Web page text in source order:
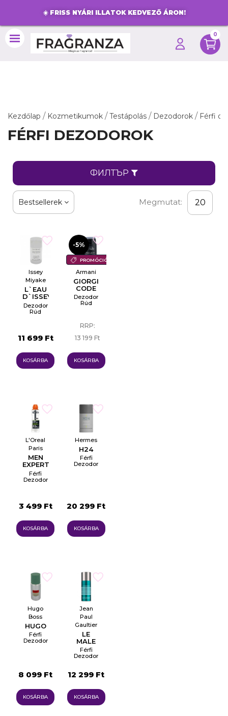
☀️ FRISS NYÁRI ILLATOK KEDVEZŐ ÁRON!
0
Kezdőlap Kozmetikumok Testápolás Dezodorok Férfi
FÉRFI DEZODOROK
ФИЛТЪР
Bestsellerek Megmutat: 20
Issey
Miyake
L`EAU
D`ISSEY
POUR
HOMME
Dezodor
Rúd
11 699 Ft
KOSÁRBA
PROMÓCIÓ
-5%
Armani
GIORGIO
CODE
Dezodor
Rúd
RRP:
13 199 Ft
KOSÁRBA
L'Oreal
Paris
MEN
EXPERT
SHIRT
PROTECT
Férfi
Dezodor
3 499 Ft
KOSÁRBA
Hermes
H24
Férfi
Dezodor
20 299 Ft
KOSÁRBA
Hugo
Boss
HUGO
Férfi
Dezodor
8 099 Ft
KOSÁRBA
Jean
Paul
Gaultier
LE
MALE
Férfi
Dezodor
12 299 Ft
KOSÁRBA